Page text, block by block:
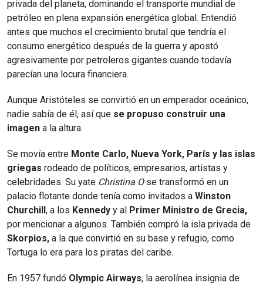
privada del planeta, dominando el transporte mundial de
petróleo en plena expansión energética global. Entendió
antes que muchos el crecimiento brutal que tendría el
consumo energético después de la guerra y apostó
agresivamente por petroleros gigantes cuando todavía
parecían una locura financiera.
Aunque Aristóteles se convirtió en un emperador oceánico,
nadie sabía de él, así que se propuso construir una
imagen a la altura.
Se movía entre Monte Carlo, Nueva York, París y las islas
griegas rodeado de políticos, empresarios, artistas y
celebridades. Su yate Christina Ose transformó en un
palacio flotante donde tenía como invitados a Winston
Churchill, a los Kennedy y al Primer Ministro de Grecia,
por mencionar a algunos. También compró la isla privada de
Skorpios, a la que convirtió en su base y refugio, como
Tortuga lo era para los piratas del caribe.
En 1957 fundó Olympic Airways, la aerolínea insignia de